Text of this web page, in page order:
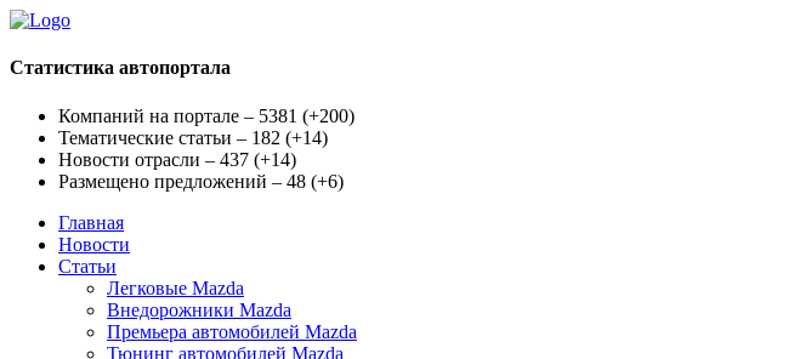
Статистика автопортала
Компаний на портале – 5381 (+200)
Тематические статьи – 182 (+14)
Новости отрасли – 437 (+14)
Размещено предложений – 48 (+6)
Главная
Новости
Статьи
Легковые Mazda
Внедорожники Mazda
Премьера автомобилей Mazda
Тюнинг автомобилей Mazda